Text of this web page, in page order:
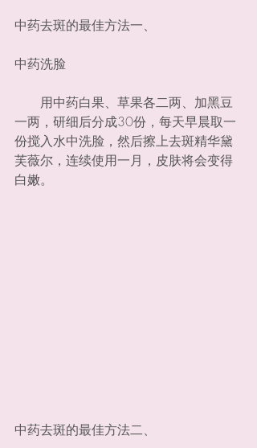
中药去斑的最佳方法一、
中药洗脸
用中药白果、草果各二两、加黑豆
一两，研细后分成30份，每天早晨取一
份搅入水中洗脸，然后擦上去斑精华黛
芙薇尔，连续使用一月，皮肤将会变得
白嫩。
中药去斑的最佳方法二、